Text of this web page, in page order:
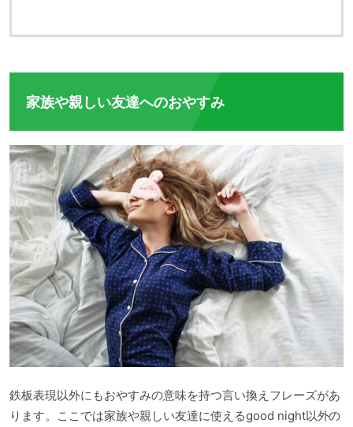
家族や親しい友達へのおやすみ
鉄板表現以外にもおやすみの意味を持つ言い換えフレーズがあ
ります。ここでは家族や親しい友達に使えるgood night以外の